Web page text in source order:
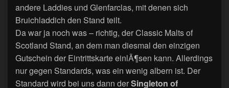
andere Laddies und Glenfarclas, mit denen sich
Bruichladdich den Stand teilt.
Da war ja noch was – richtig, der Classic Malts of
Scotland Stand, an dem man diesmal den einzigen
Gutschein der Eintrittskarte einlÃ¶sen kann. Allerdings
nur gegen Standards, was ein wenig albern ist. Der
Standard wird bei uns dann derSingleton of